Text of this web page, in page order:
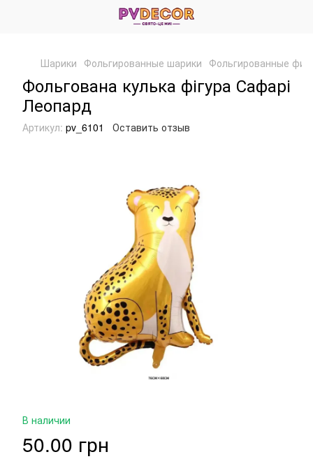
Шарики Фольгированные шарики Фольгированные
Фольгована кулька фігура Сафарі
Леопард
Артикул: pv_6101 Оставить отзыв
В наличии
50.00 грн